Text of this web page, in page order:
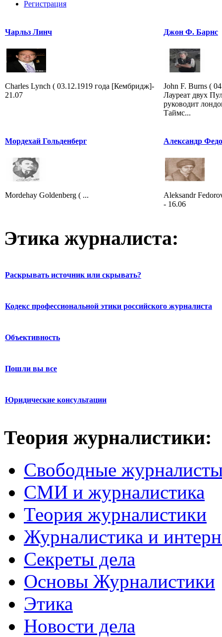
Регистрация
Чарльз Линч
Charles Lynch ( 03.12.1919 года [Кембридж]-
21.07
Джон Ф. Барнс
John F. Burns (
Лауреат двух
руководит
Таймс...
Мордехай Гольденберг
Mordehay Goldenberg ( ...
Александр
Aleksandr
- 16.06
Этика журналиста:
Раскрывать источник или скрывать?
Кодекс профессиональной этики российского журналиста
Объективность
Пошли вы все
Юридические консультации
Теория журналистики:
Свободные
СМИ и журналистика
Теория журналистики
Журналистика и
Секреты дела
Основы Журналистики
Этика
Новости дела